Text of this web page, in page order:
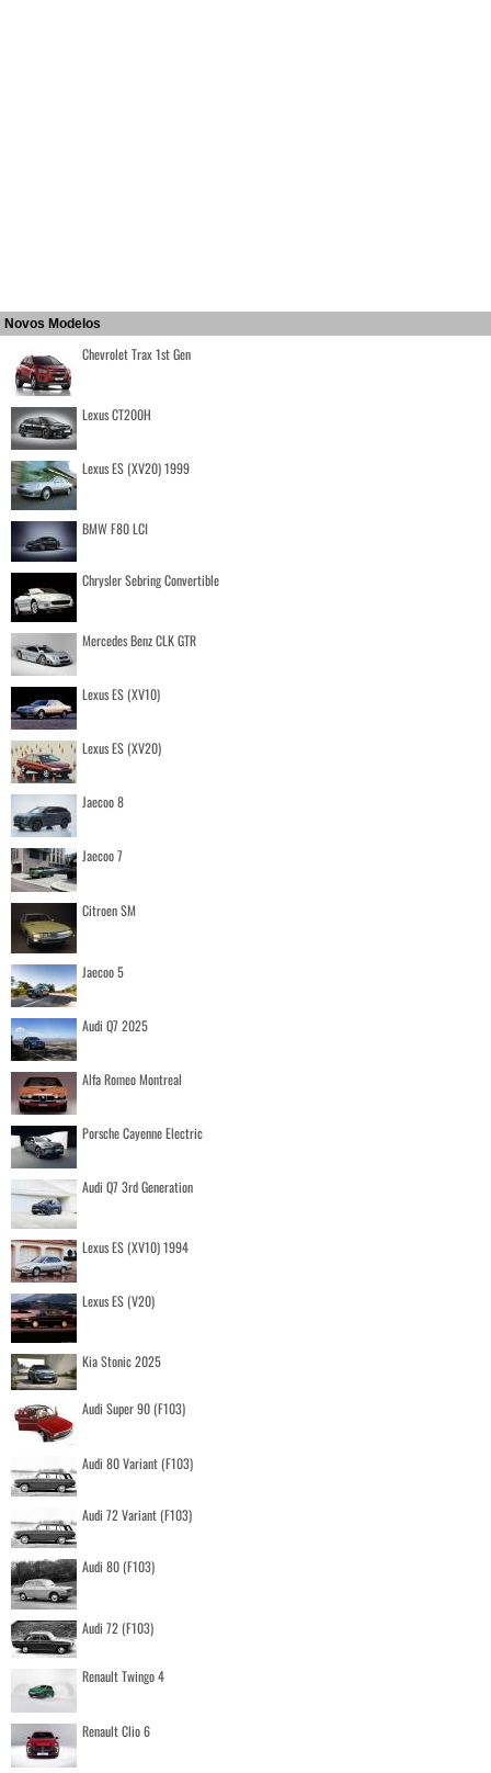
Novos Modelos
Chevrolet Trax 1st Gen
Lexus CT200H
Lexus ES (XV20) 1999
BMW F80 LCI
Chrysler Sebring Convertible
Mercedes Benz CLK GTR
Lexus ES (XV10)
Lexus ES (XV20)
Jaecoo 8
Jaecoo 7
Citroen SM
Jaecoo 5
Audi Q7 2025
Alfa Romeo Montreal
Porsche Cayenne Electric
Audi Q7 3rd Generation
Lexus ES (XV10) 1994
Lexus ES (V20)
Kia Stonic 2025
Audi Super 90 (F103)
Audi 80 Variant (F103)
Audi 72 Variant (F103)
Audi 80 (F103)
Audi 72 (F103)
Renault Twingo 4
Renault Clio 6